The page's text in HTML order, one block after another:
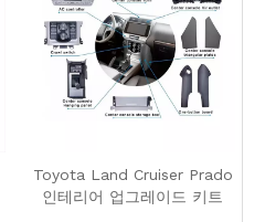
Toyota Land Cruiser Prado
인테리어 업그레이드 키트